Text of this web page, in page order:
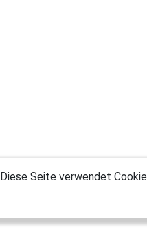
Diese Seite verwendet